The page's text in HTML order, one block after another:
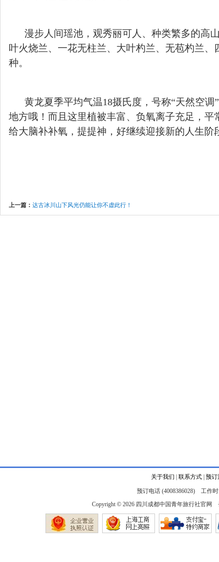
漫步人间瑶池，观秀丽可人、种类繁多的高
叶火烧兰、一花无柱兰、大叶杓兰、无苞杓兰
种。
黄龙夏季平均气温18摄氏度，号称“天然空调
地方哦！而且这里植被丰富、负氧离子充足，平
给大脑补补氧，提提神，好继续迎接新的人生阶
上一篇： 达古冰川山下风光仍能让你不虚此行！
关于我们 联系方式| 预订
预订电话 (4008386028) 工作时
Copyright © 2026 四川成都中国青年旅行社官网